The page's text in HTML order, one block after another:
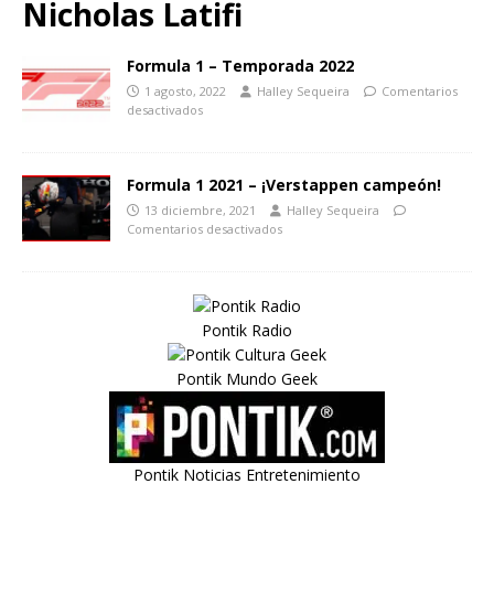
Nicholas Latifi
Formula 1 – Temporada 2022
1 agosto, 2022 Halley Sequeira
Comentarios
desactivados
Formula 1 2021 – ¡Verstappen campeón!
13 diciembre, 2021
Halley Sequeira
Comentarios desactivados
Pontik Radio
Pontik Mundo Geek
Pontik Noticias Entretenimiento